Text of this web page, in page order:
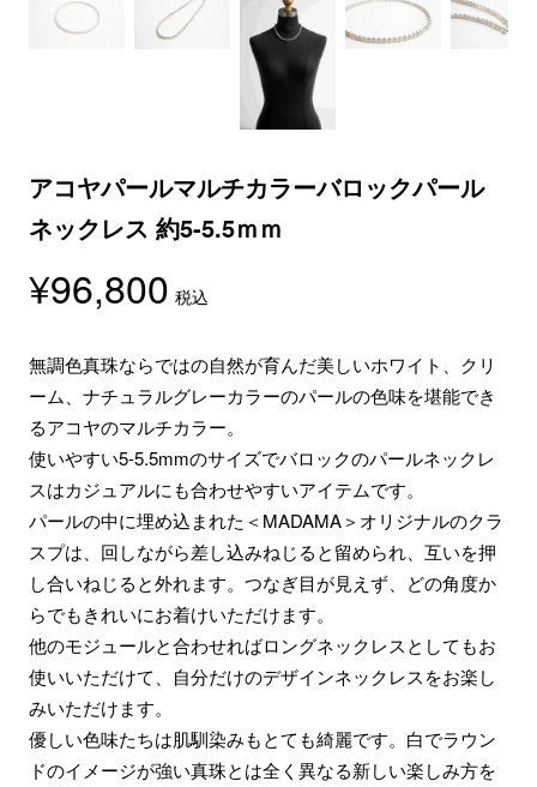
アコヤパールマルチカラーバロックパール
ネックレス 約5-5.5ｍｍ
¥96,800 税込
無調色真珠ならではの自然が育んだ美しいホワイト、クリ
ーム、ナチュラルグレーカラーのパールの色味を堪能でき
るアコヤのマルチカラー。
使いやすい5-5.5mmのサイズでバロックのパールネックレ
スはカジュアルにも合わせやすいアイテムです。
パールの中に埋め込まれた＜MADAMA＞オリジナルのクラ
スプは、回しながら差し込みねじると留められ、互いを押
し合いねじると外れます。つなぎ目が見えず、どの角度か
らでもきれいにお着けいただけます。
他のモジュールと合わせればロングネックレスとしてもお
使いいただけて、自分だけのデザインネックレスをお楽し
みいただけます。
優しい色味たちは肌馴染みもとても綺麗です。白でラウン
ドのイメージが強い真珠とは全く異なる新しい楽しみ方を